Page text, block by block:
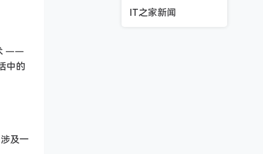
IT之家新闻
——
中的
及一